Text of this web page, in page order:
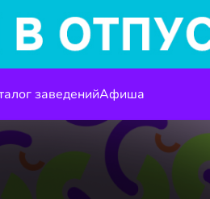
заведенийАфиша